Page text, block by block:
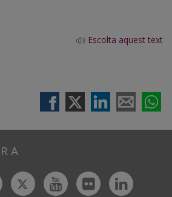
Escolta aquest text
A
TwitterYoutubeFlickr